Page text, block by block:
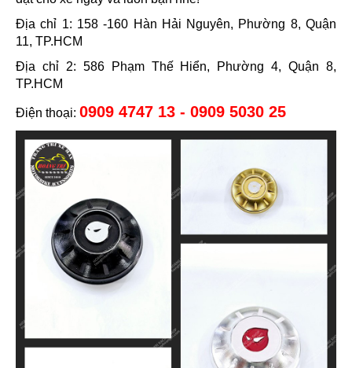
Địa chỉ 1: 158 -160 Hàn Hải Nguyên, Phường 8, Quận
11, TP.HCM
Địa chỉ 2: 586 Phạm Thế Hiển, Phường 4, Quận 8,
TP.HCM
Điện thoại: 0909 4747 13 - 0909 5030 25